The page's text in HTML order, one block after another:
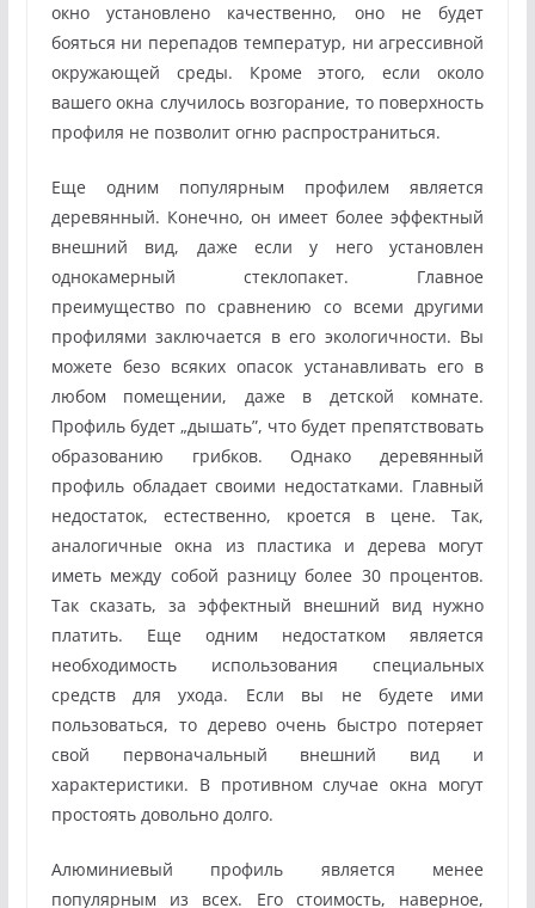
окно установлено качественно, оно не будет
бояться ни перепадов температур, ни агрессивной
окружающей среды. Кроме этого, если около
вашего окна случилось возгорание, то поверхность
профиля не позволит огню распространиться.
Еще одним популярным профилем является
деревянный. Конечно, он имеет более эффектный
внешний вид, даже если у него установлен
однокамерный стеклопакет. Главное
преимущество по сравнению со всеми другими
профилями заключается в его экологичности. Вы
можете безо всяких опасок устанавливать его в
любом помещении, даже в детской комнате.
Профиль будет „дышать”, что будет препятствовать
образованию грибков. Однако деревянный
профиль обладает своими недостатками. Главный
недостаток, естественно, кроется в цене. Так,
аналогичные окна из пластика и дерева могут
иметь между собой разницу более 30 процентов.
Так сказать, за эффектный внешний вид нужно
платить. Еще одним недостатком является
необходимость использования специальных
средств для ухода. Если вы не будете ими
пользоваться, то дерево очень быстро потеряет
свой первоначальный внешний вид и
характеристики. В противном случае окна могут
простоять довольно долго.
Алюминиевый профиль является менее
популярным из всех. Его стоимость, наверное,